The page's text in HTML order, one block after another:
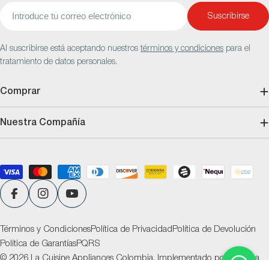
Suscribirse
Al suscribirse está aceptando nuestrostérminos y condiciones para el
tratamiento de datos personales.
Comprar
Nuestra Compañía
Métodos
de
pagoFacebookInstagramYouTube
© 2026 La Cuisine Appliances Colombia. Implementado por Ventana
Términos y CondicionesPolítica de Privacidad Política de Devolución
Política de GarantíasPQRS